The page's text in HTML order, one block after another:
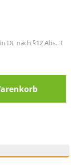
DE nach §12 Abs. 3